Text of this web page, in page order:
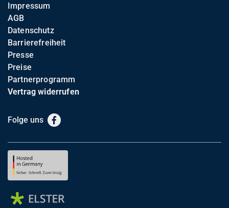
Impressum
AGB
Datenschutz
Barrierefreiheit
Presse
Preise
Partnerprogramm
Vertrag widerrufen
Folge uns Facebook